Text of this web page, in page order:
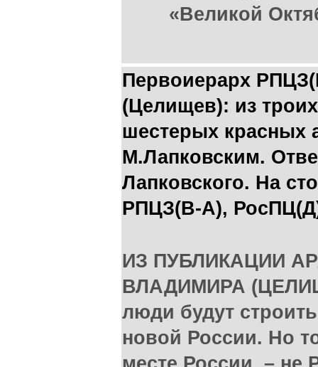
«Великой
Первоиерарх
(Целищев): из
шестерых красных
М.Лапковским.
Лапковского. На
РПЦЗ(В-А),
ИЗ ПУБЛИКАЦИИ
ВЛАДИМИРА
люди будут
новой России. Но